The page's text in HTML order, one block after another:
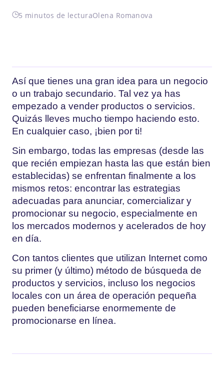
5 minutos de lecturaOlena Romanova
Así que tienes una gran idea para un negocio
o un trabajo secundario. Tal vez ya has
empezado a vender productos o servicios.
Quizás lleves mucho tiempo haciendo esto.
En cualquier caso, ¡bien por ti!
Sin embargo, todas las empresas (desde las
que recién empiezan hasta las que están bien
establecidas) se enfrentan finalmente a los
mismos retos: encontrar las estrategias
adecuadas para anunciar, comercializar y
promocionar su negocio, especialmente en
los mercados modernos y acelerados de hoy
en día.
Con tantos clientes que utilizan Internet como
su primer (y último) método de búsqueda de
productos y servicios, incluso los negocios
locales con un área de operación pequeña
pueden beneficiarse enormemente de
promocionarse en línea.